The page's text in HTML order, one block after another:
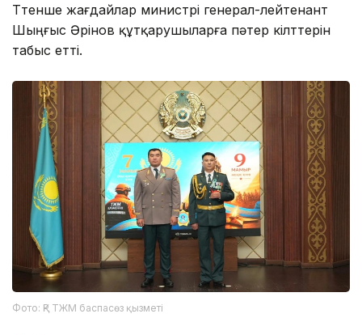
Төтенше жағдайлар министрі генерал-лейтенант
Шыңғыс Әрінов құтқарушыларға пәтер кілттерін
табыс етті.
Фото: ҚР ТЖМ баспасөз қызметі